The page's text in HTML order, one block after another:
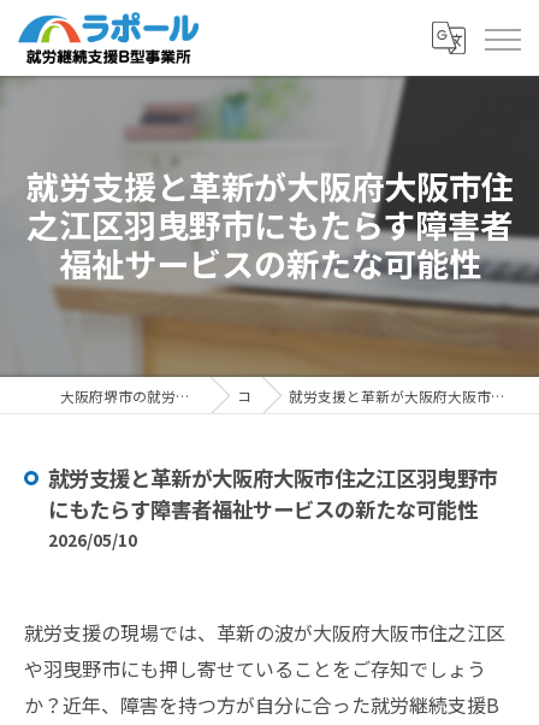
就労支援と革新が大阪府大阪市住
之江区羽曳野市にもたらす障害者
福祉サービスの新たな可能性
大阪府堺市の就労支援ならラポール 就労継続支援B型事業所 コラム 就労支援と革新が大阪府大阪市住之江区羽曳野市にもたらす障害者福祉サービスの新たな可能性
就労支援と革新が大阪府大阪市住之江区羽曳野市
にもたらす障害者福祉サービスの新たな可能性
2026/05/10
就労支援の現場では、革新の波が大阪府大阪市住之江区
や羽曳野市にも押し寄せていることをご存知でしょう
か？近年、障害を持つ方が自分に合った就労継続支援B